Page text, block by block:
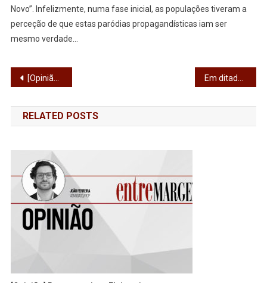
Novo”. Infelizmente, numa fase inicial, as populações tiveram a
perceção de que estas paródias propagandísticas iam ser
mesmo verdade…
Navegação
de
artigos
[Opinião] Vamos falar de freguesias a sério?
RELATED POSTS